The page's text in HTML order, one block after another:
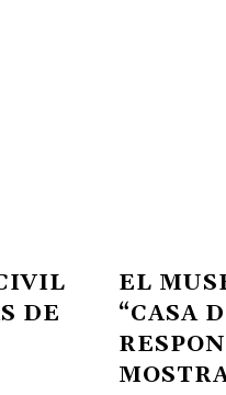
DE
EL
“CASA